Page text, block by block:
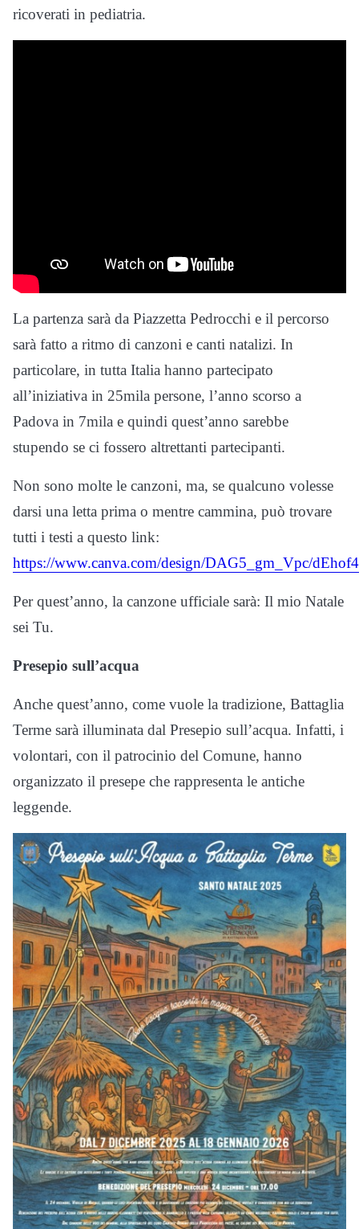
ricoverati in pediatria.
La partenza sarà da Piazzetta Pedrocchi e il percorso
sarà fatto a ritmo di canzoni e canti natalizi. In
particolare, in tutta Italia hanno partecipato
all’iniziativa in 25mila persone, l’anno scorso a
Padova in 7mila e quindi quest’anno sarebbe
stupendo se ci fossero altrettanti partecipanti.
Non sono molte le canzoni, ma, se qualcuno volesse
darsi una letta prima o mentre cammina, può trovare
tutti i testi a questo link:
https://www.canva.com/design/DAG5_gm_Vpc/
Per quest’anno, la canzone ufficiale sarà: Il mio Natale
sei Tu.
Presepio sull’acqua
Anche quest’anno, come vuole la tradizione, Battaglia
Terme sarà illuminata dal Presepio sull’acqua. Infatti, i
volontari, con il patrocinio del Comune, hanno
organizzato il presepe che rappresenta le antiche
leggende.